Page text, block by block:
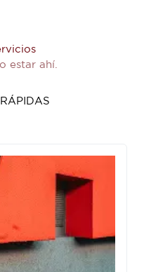
estar ahí.